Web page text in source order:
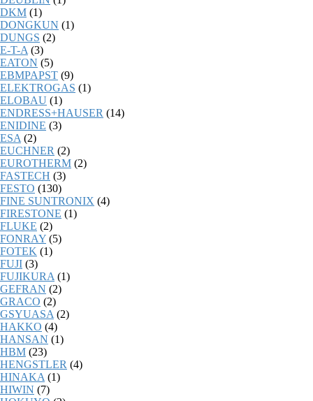
DKM (1)
DONGKUN (1)
DUNGS (2)
E-T-A (3)
EATON (5)
EBMPAPST (9)
ELEKTROGAS (1)
ELOBAU (1)
ENDRESS+HAUSER (14)
ENIDINE (3)
ESA (2)
EUCHNER (2)
EUROTHERM (2)
FASTECH (3)
FESTO (130)
FINE SUNTRONIX (4)
FIRESTONE (1)
FLUKE (2)
FONRAY (5)
FOTEK (1)
FUJI (3)
FUJIKURA (1)
GEFRAN (2)
GRACO (2)
GSYUASA (2)
HAKKO (4)
HANSAN (1)
HBM (23)
HENGSTLER (4)
HINAKA (1)
HIWIN (7)